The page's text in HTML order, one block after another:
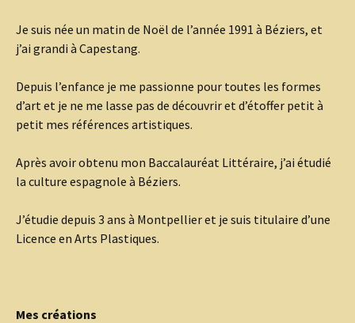
Je suis née un matin de Noël de l’année 1991 à Béziers, et
j’ai grandi à Capestang.
Depuis l’enfance je me passionne pour toutes les formes
d’art et je ne me lasse pas de découvrir et d’étoffer petit à
petit mes références artistiques.
Après avoir obtenu mon Baccalauréat Littéraire, j’ai étudié
la culture espagnole à Béziers.
J’étudie depuis 3 ans à Montpellier et je suis titulaire d’une
Licence en Arts Plastiques.
Mes créations